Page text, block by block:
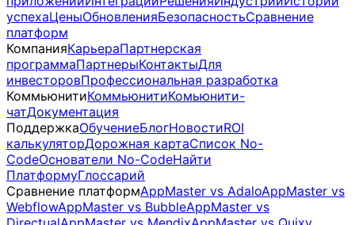
успехаЦеныОбновленияБезопасностьСравнение
платформ
КомпанияКарьераПартнерская
программаПартнерыКонтактыДля
инвесторовПрофессиональная разработка
КоммьюнитиКоммьюнитиКомьюнити-
чатДокументация
ПоддержкаОбучениеБлогНовостиROI
калькуляторДорожная картаСписок No-
CodeОснователи No-CodeНайти
ПлатформуГлоссарий
Сравнение платформAppMaster vs AdaloAppMaster vs
WebflowAppMaster vs BubbleAppMaster vs